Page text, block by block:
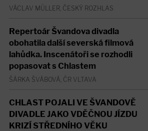
VÁCLAV MÜLLER, ČESKÝ ROZHLAS
Repertoár Švandova divadla
obohatila další severská filmová
lahůdka. Inscenátoři se rozhodli
popasovat s Chlastem
ŠÁRKA ŠVÁBOVÁ, ČR VLTAVA
CHLAST POJALI VE ŠVANDOVĚ
DIVADLE JAKO VDĚČNOU JÍZDU
KRIZÍ STŘEDNÍHO VĚKU